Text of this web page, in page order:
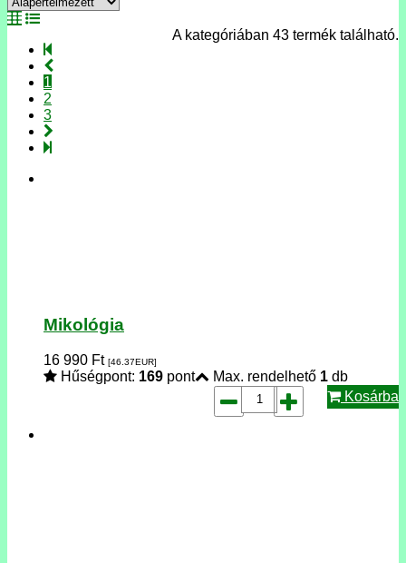
A kategóriában 43 termék található.
1
2
3
Mikológia
16 990 Ft [46.37EUR]
Hűségpont: 169 pont Max. rendelhető 1 db
Kosárba